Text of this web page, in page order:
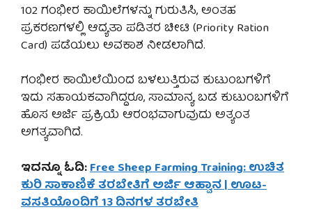
102 ಗಂಭೀರ ಕಾಯಿಲೆಗಳನ್ನು ಗುರುತಿಸಿ, ಅಂತಹ
ಪ್ರಕರಣಗಳಲ್ಲಿ ಆದ್ಯತಾ ಪಡಿತರ ಚೀಟಿ (Priority Ration
Card) ಪಡೆಯಲು ಅವಕಾಶ ನೀಡಲಾಗಿದೆ.
ಗಂಭೀರ ಕಾಯಿಲೆಯಿಂದ ಬಳಲುತ್ತಿರುವ ಕುಟುಂಬಗಳಿಗೆ
ಇದು ಸಹಾಯಕವಾಗಿದ್ದರೂ, ಸಾಮಾನ್ಯ ಬಡ ಕುಟುಂಬಗಳಿಗೆ
ಹೊಸ ಅರ್ಜಿ ಪ್ರಕ್ರಿಯೆ ಆರಂಭವಾಗುವುದು ಅತ್ಯಂತ
ಅಗತ್ಯವಾಗಿದೆ.
ಇದನ್ನೂ ಓದಿ:Free Sheep Farming Training: ಉಚಿತ
ಕುರಿ ಸಾಕಾಣಿಕೆ ತರಬೇತಿಗೆ ಅರ್ಜಿ ಆಹ್ವಾನ | ಊಟ-
ವಸತಿಯೊಂದಿಗೆ 13 ದಿನಗಳ ತರಬೇತಿ